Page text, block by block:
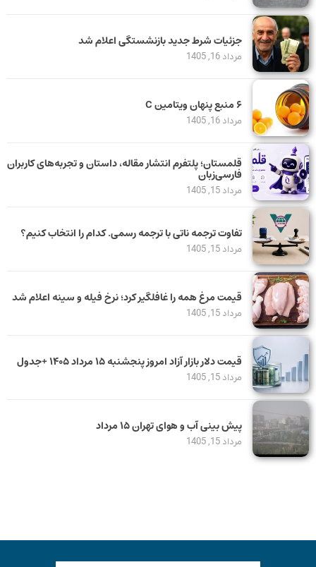
جزئیات شرط جدید بازنشستگی اعلام شد
مرداد 16, 1405
۶ منبع پنهان ویتامین C
مرداد 16, 1405
قلمستان؛ پلتفرم انتشار مقاله، داستان و تجربه‌های کاربران
فارسی‌زبان
مرداد 15, 1405
تفاوت ترجمه ناتی با ترجمه رسمی. کدام را انتخاب کنیم؟
مرداد 15, 1405
قیمت مرغ همه را غافلگیر کرد؛ نرخ فیله و سینه اعلام شد
مرداد 15, 1405
قیمت دلار بازار آزاد امروز پنجشنبه ۱۵ مرداد ۱۴۰۵ +جدول
مرداد 15, 1405
پیش بینی آب و هوای تهران ۱۵ مرداد
مرداد 15, 1405